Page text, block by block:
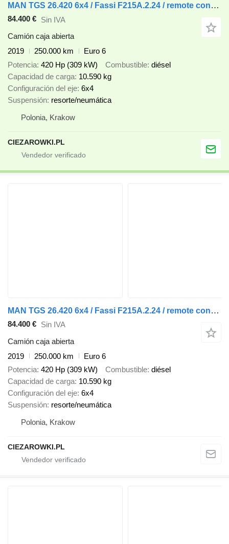
MAN TGS 26.420 6x4 / Fassi F215A.2.24 / remote control / Rotator / p
84.400 € Sin IVA
Camión caja abierta
2019
250.000 km
Euro 6
Potencia 420 Hp (309 kW) Combustible diésel
Capacidad de carga 10.590 kg
Configuración del eje 6x4
Suspensión resorte/neumática
Polonia, Krakow
CIEZAROWKI.PL
MAN TGS 26.420 6x4 / Fassi F215A.2.24 / remote control / Rotator / p
84.400 € Sin IVA
Camión caja abierta
2019
250.000 km
Euro 6
Potencia 420 Hp (309 kW) Combustible diésel
Capacidad de carga 10.590 kg
Configuración del eje 6x4
Suspensión resorte/neumática
Polonia, Krakow
CIEZAROWKI.PL